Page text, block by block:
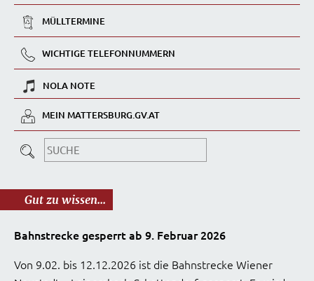
MÜLLTERMINE
WICHTIGE TELEFONNUMMERN
NOLA NOTE
MEIN MATTERSBURG.GV.AT
Gut zu wissen...
Bahnstrecke gesperrt ab 9. Februar 2026
Von 9.02. bis 12.12.2026 ist die Bahnstrecke Wiener